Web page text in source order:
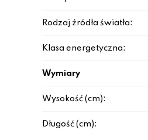
Rodzaj źródła światła:
Klasa energetyczna:
Wymiary
Wysokość (cm):
Długość (cm):